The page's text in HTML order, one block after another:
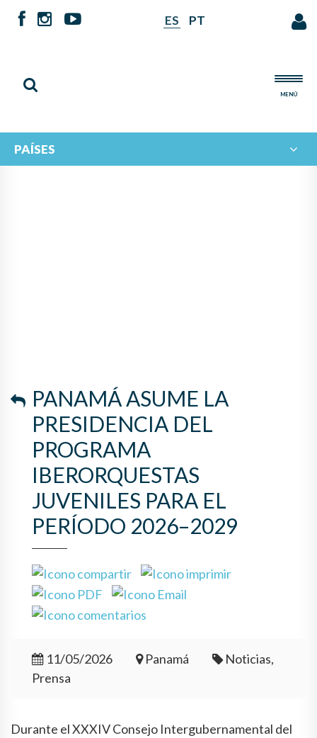
ES PT
MENÚ
PAÍSES
PANAMÁ ASUME LA
PRESIDENCIA DEL
PROGRAMA
IBERORQUESTAS
JUVENILES PARA EL
PERÍODO 2026–2029
11/05/2026 Panamá
Noticias,
Prensa
Durante el XXXIV Consejo Intergubernamental del